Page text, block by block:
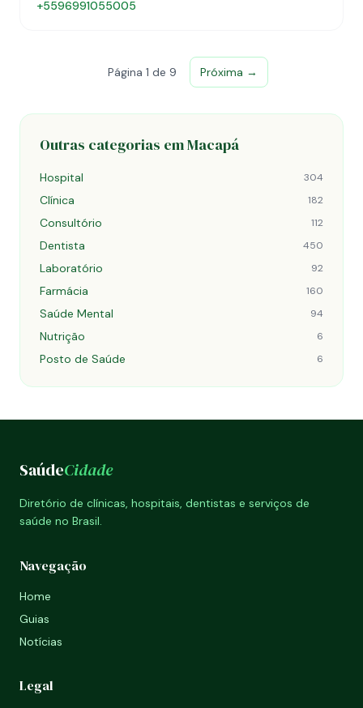
+5596991055005
Página 1 de 9 Próxima →
Outras categorias em Macapá
Hospital 304
Clínica 182
Consultório 112
Dentista 450
Laboratório 92
Farmácia 160
Saúde Mental 94
Nutrição 6
Posto de Saúde 6
SaúdeCidade
Diretório de clínicas, hospitais, dentistas e serviços de
saúde no Brasil.
Navegação
Home
Guias
Notícias
Legal